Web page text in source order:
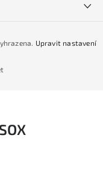
Upravit nastavení